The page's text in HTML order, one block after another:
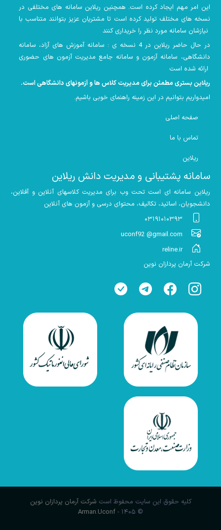
این امر مهم ایجاد کرده است. همچنین ریلاین سامانه های مختلفی در
نسخه های مختلف تولید کرده است تا مشتریان عزیز بتوانند متناسب با
در حال حاضر ریلاین در 4 نسخه ی : سامانه آموزش های آزاد، سامانه
دانشگاهی، سامانه آزمون و سامانه جامع مدیریت آزمون های حضوری
ریلاین بستری مطمئن برای مدیریت کلاس ها و آزمونهای دانشگاهی است.
امیدواریم بتوانیم در این زمینه راهنمای خوبی باشیم.
صفحه اصلی
تماس با ما
ریلاین
سامانه پشتیبانی و مدیریت دانش ریلاین
ریلاین سامانه ای است تحت وب برای مدیریت کلاسهای آنلاین و آفلاین،
دانشجویان، اساتید، تکالیف، محتوای درسی و آزمون های آنلاین
۰۳۱۹۱۰۱۰۳۹۳
uconf92 @gmail.com
reline.ir
شرکت آرمان پردازان نوین
کلیه حقوق این سایت محفوظ است شرکت آرمان پردازان نوین
© ۱۴۰۵ -
Arman.Uconf